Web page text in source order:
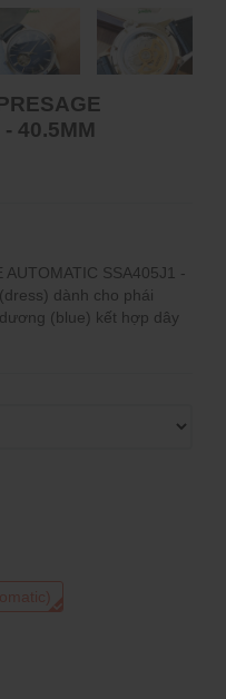
40.5MM
SSA405J1 -
dành cho phái
(blue) kết hợp dây